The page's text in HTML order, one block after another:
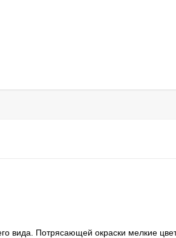
вида. Потрясающей окраски мелкие